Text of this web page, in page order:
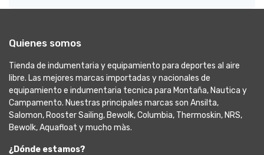
Quienes somos
Tienda de indumentaria y equipamiento para deportes al aire
libre. Las mejores marcas importadas y nacionales de
equipamiento e indumentaria tecnica para Montaña, Nautica y
Campamento. Nuestras principales marcas son Ansilta,
Salomon, Rooster Sailing, Bewolk, Columbia, Thermoskin, NRS,
Bewolk, Aquafloat y mucho màs.
¿Dónde estamos?